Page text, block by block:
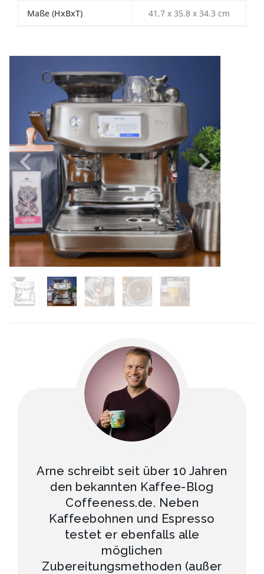
Maße (HxBxT) 41,7 x 35.8 x 34.3 cm
Previous Next
Arne schreibt seit über 10 Jahren
den bekannten Kaffee-Blog
Coffeeness.de. Neben
Kaffeebohnen und Espresso
testet er ebenfalls alle
möglichen
Zubereitungsmethoden (außer